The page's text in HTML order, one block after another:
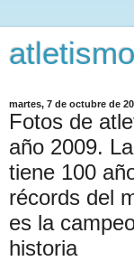
martes, 7 de octubre de
Fotos de
año 2009.
tiene 100
récords del
es la
historia